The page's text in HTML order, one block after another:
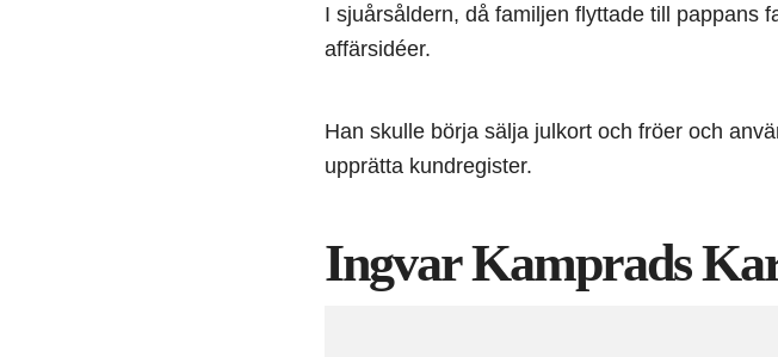
I sjuårsåldern, då familjen flyttade till pappans
affärsidéer.
Han skulle börja sälja julkort och fröer och
upprätta kundregister.
Ingvar Kamprads